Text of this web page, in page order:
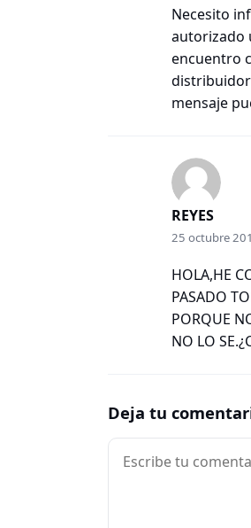
Necesito
autorizado
encuentro
distribuidor
mensaje
REYES
25 octubre
HOLA,HE
PASADO
PORQUE
NO LO
Deja tu
Comentario